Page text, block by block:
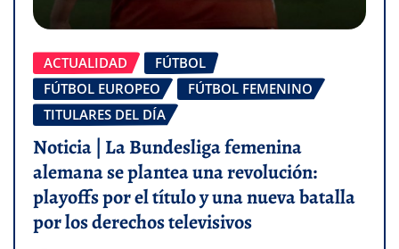
ACTUALIDAD
FÚTBOL
FÚTBOL EUROPEO
FÚTBOL FEMENINO
TITULARES DEL DÍA
Noticia | La Bundesliga femenina
alemana se plantea una revolución:
playoffs por el título y una nueva batalla
por los derechos televisivos